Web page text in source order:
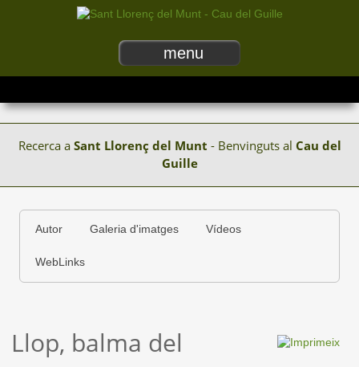
menu
Recerca a Sant Llorenç del Munt - Benvinguts al Cau del
Guille
Autor Galeria d'imatges Vídeos
WebLinks
Llop, balma del